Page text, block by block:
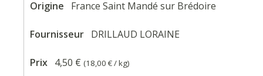
Origine France Saint Mandé sur Brédoire
Fournisseur DRILLAUD LORAINE
Prix 4,50 € (18,00 €/ kg)